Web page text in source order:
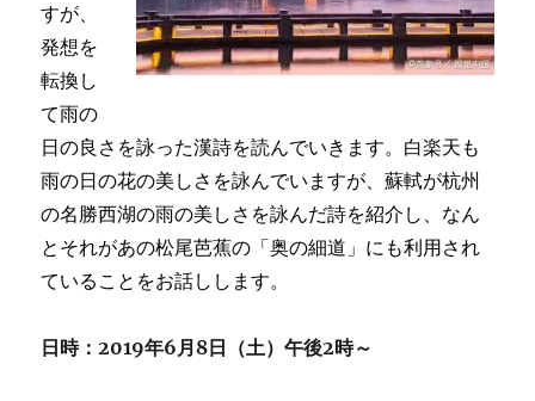
すが、
発想を
転換し
て雨の
日の良さを詠った漢詩を読んでいきます。白楽天も
雨の日の花の美しさを詠んでいますが、蘇軾が杭州
の名勝西湖の雨の美しさを詠んだ詩を紹介し、なん
とそれがあの松尾芭蕉の「奥の細道」にも利用され
ていることをお話しします。
日時：2019年6月8日（土）午後2時～